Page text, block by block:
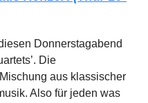
Donnerstagabend
Die
aus klassischer
Also für jeden was